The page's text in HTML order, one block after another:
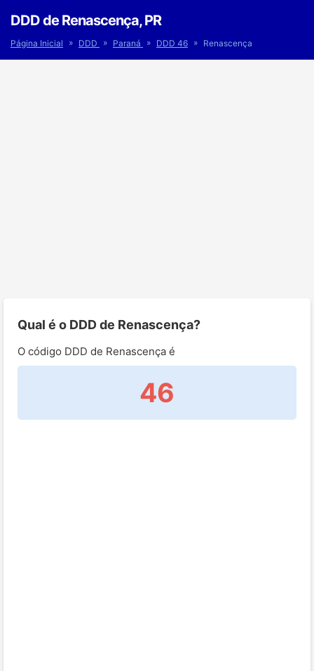
DDD de Renascença, PR
Página Inicial » DDD » Paraná » DDD 46 » Renascença
Qual é o DDD de Renascença?
O código DDD de Renascença é
46